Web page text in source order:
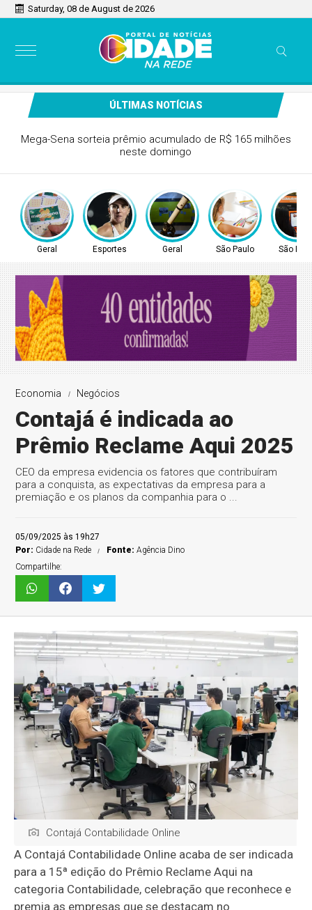
Saturday, 08 de August de 2026
ÚLTIMAS NOTÍCIAS
Tenista Bia Haddad anuncia pausa na carreira neste
segundo semestre
Geral Esportes Geral São Paulo São
Economia Negócios
Contajá é indicada ao
Prêmio Reclame Aqui 2025
CEO da empresa evidencia os fatores que contribuíram
para a conquista, as expectativas da empresa para a
premiação e os planos da companhia para o ...
05/09/2025 às 19h27
Por: Cidade na Rede Fonte:Agência Dino
Compartilhe:
Contajá Contabilidade Online
A Contajá Contabilidade Online acaba de ser indicada
para a 15ª edição do Prêmio Reclame Aqui na
categoria Contabilidade, celebração que reconhece e
premia as empresas que se destacam no